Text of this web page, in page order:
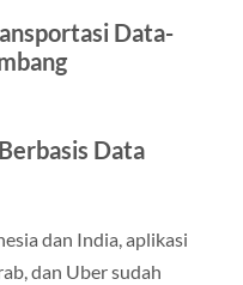
Data-
Data
dan India, aplikasi
dan Uber sudah